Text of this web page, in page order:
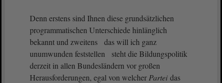
Denn erstens sind Ihnen diese grundsätzlichen
programmatischen Unterschiede hinlänglich
bekannt und zweitens das will ich ganz
unumwunden feststellen steht die Bildungspolitik
derzeit in allen Bundesländern vor großen
Herausforderungen, egal von welcher Partei das